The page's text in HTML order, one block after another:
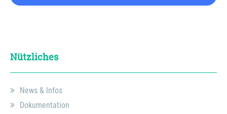
Nützliches
News & Infos
Dokumentation